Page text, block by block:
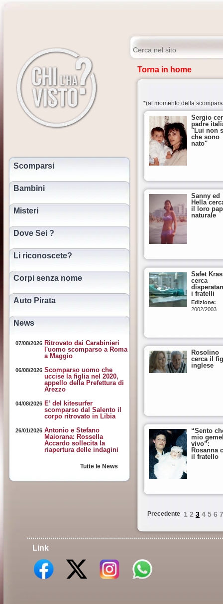
Scomparsi
Bambini
Misteri
Dove Sei ?
Li riconoscete?
Corpi senza nome
Auto Pirata
News
07/08/2026 Ritrovato dai Carabinieri
l'uomo scomparso a Roma
a Maggio
06/08/2026 Scomparso uomo che
uccise la figlia nel 2020,
appello della Prefettura di
Arezzo
04/08/2026 E’ del kitesurfer
scomparso dal Salento il
corpo ritrovato in Libia
26/01/2026 Antonio e Stefano
Maiorana: Rossella
Accardo sollecita la
riapertura delle indagini
Tutte le News
Torna in home
*(al momento della
Sergio
padre
"Lui non
che sono
nato"
Sanny ed
Hella
il loro
naturale
Safet
cerca
i fratelli
Edizione:
2002/2003
Rosolino
cerca il
inglese
“Sento
mio
vivo”:
Rosanna
il fratello
Precedente 1 2 3 4 5 6 7
Link